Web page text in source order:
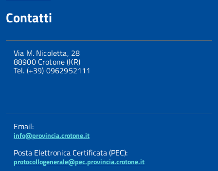
Contatti
Via M. Nicoletta, 28
88900 Crotone (KR)
Tel. (+39) 0962952111
Email:
info@provincia.crotone.it
Posta Elettronica Certificata (PEC):
protocollogenerale@pec.provincia.crotone.it